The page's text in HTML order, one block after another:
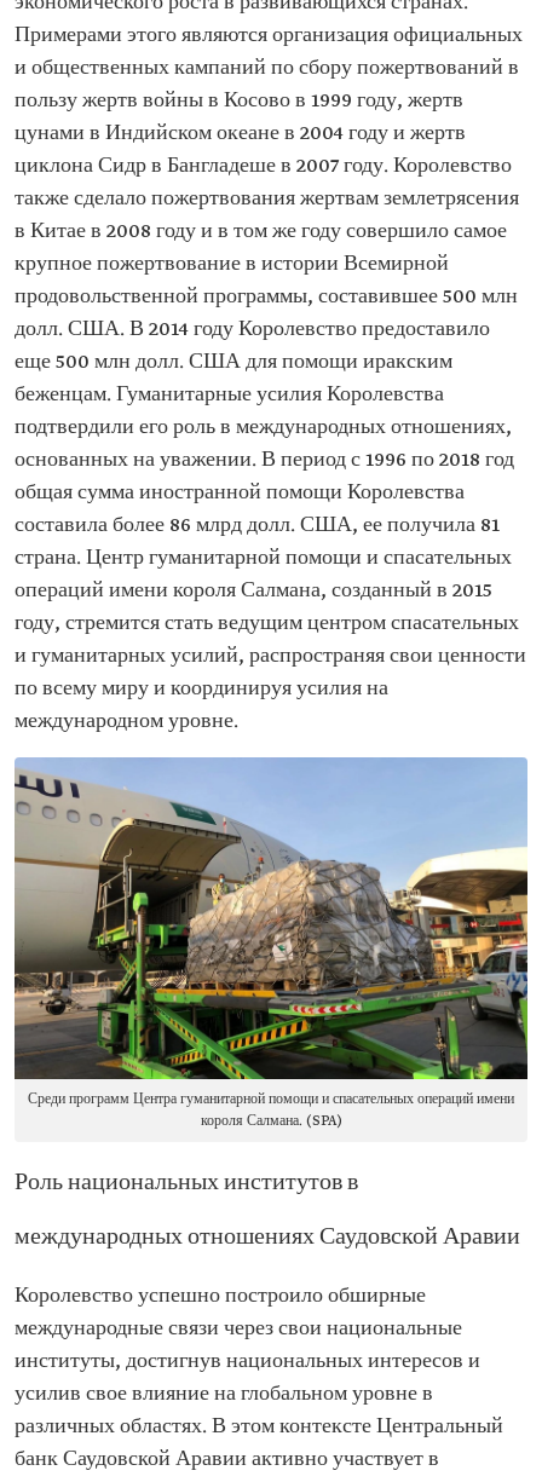
Примерами этого являются организация официальных
и общественных кампаний по сбору пожертвований в
пользу жертв войны в Косово в 1999 году, жертв
цунами в Индийском океане в 2004 году и жертв
циклона Сидр в Бангладеше в 2007 году. Королевство
также сделало пожертвования жертвам землетрясения
в Китае в 2008 году и в том же году совершило самое
крупное пожертвование в истории Всемирной
продовольственной программы, составившее 500 млн
долл. США. В 2014 году Королевство предоставило
еще 500 млн долл. США для помощи иракским
беженцам. Гуманитарные усилия Королевства
подтвердили его роль в международных отношениях,
основанных на уважении. В период с 1996 по 2018 год
общая сумма иностранной помощи Королевства
составила более 86 млрд долл. США, ее получила 81
страна. Центр гуманитарной помощи и спасательных
операций имени короля Салмана, созданный в 2015
году, стремится стать ведущим центром спасательных
и гуманитарных усилий, распространяя свои ценности
по всему миру и координируя усилия на
международном уровне.
Среди программ Центра гуманитарной помощи и спасательных операций имени
короля Салмана. (SPA)
Роль национальных институтов в
международных отношениях Саудовской Аравии
Королевство успешно построило обширные
международные связи через свои национальные
институты, достигнув национальных интересов и
усилив свое влияние на глобальном уровне в
различных областях. В этом контексте Центральный
банк Саудовской Аравии активно участвует в